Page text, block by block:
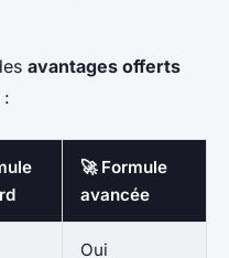
avantages offerts
:
🚀 Formule
avancée
Oui